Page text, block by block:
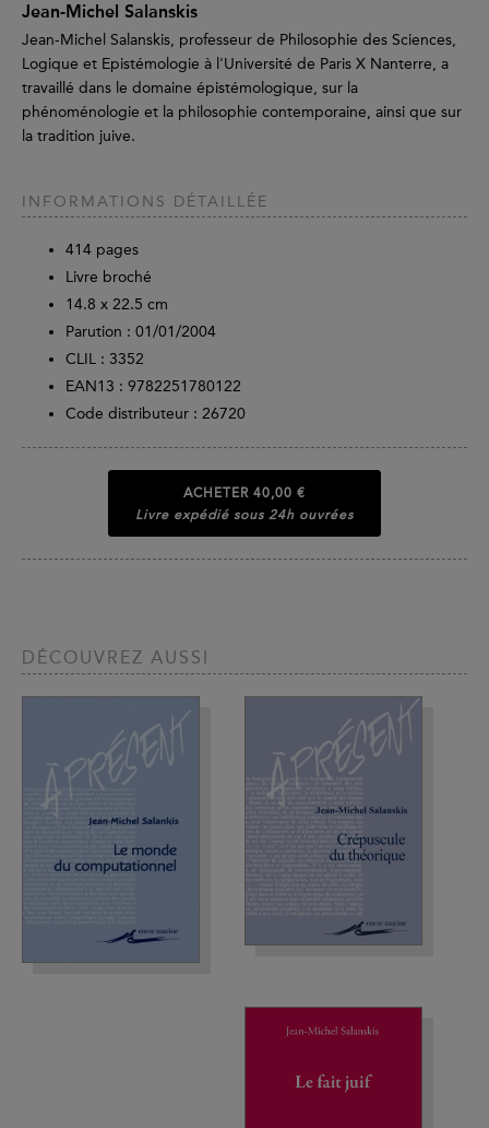
Jean-Michel Salanskis
Jean-Michel Salanskis, professeur de Philosophie des Sciences,
Logique et Epistémologie à l'Université de Paris X Nanterre, a
travaillé dans le domaine épistémologique, sur la
phénoménologie et la philosophie contemporaine, ainsi que sur
la tradition juive.
INFORMATIONS DÉTAILLÉE
414 pages
Livre broché
14.8 x 22.5 cm
Parution : 01/01/2004
CLIL : 3352
EAN13 : 9782251780122
Code distributeur : 26720
ACHETER 40,00 €
Livre expédié sous 24h ouvrées
DÉCOUVREZ AUSSI